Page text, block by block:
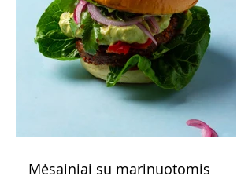
Mėsainiai su marinuotomis